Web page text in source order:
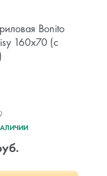
Bonito
160x70 (с